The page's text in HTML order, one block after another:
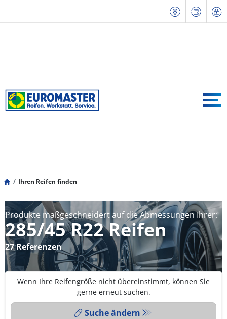
Ihren Reifen finden
Produkte maßgeschneidert auf die Abmessungen Ihrer:
285/45 R22 Reifen
27 Referenzen
Wenn Ihre Reifengröße nicht übereinstimmt, können Sie
gerne erneut suchen.
Suche ändern